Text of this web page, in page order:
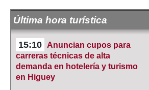
Última hora turística
15:10
Anuncian cupos para
carreras técnicas de alta
demanda en hotelería y turismo
en Higuey